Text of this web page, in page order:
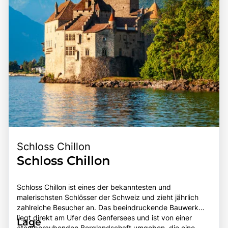
Landschaften, kulturellen Erlebnissen und kulinarischen
Genüssen macht den Genfer See zu einem
unvergesslichen Ziel für Reisende.
Schloss Chillon
Schloss Chillon
Schloss Chillon ist eines der bekanntesten und
malerischsten Schlösser der Schweiz und zieht jährlich
zahlreiche Besucher an. Das beeindruckende Bauwerk
liegt direkt am Ufer des Genfersees und ist von einer
Lage